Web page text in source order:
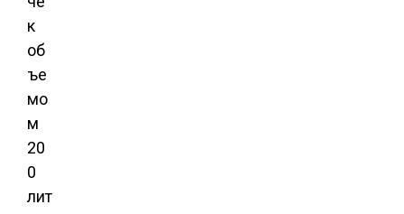
к
об
ъе
мо
м
20
0
лит